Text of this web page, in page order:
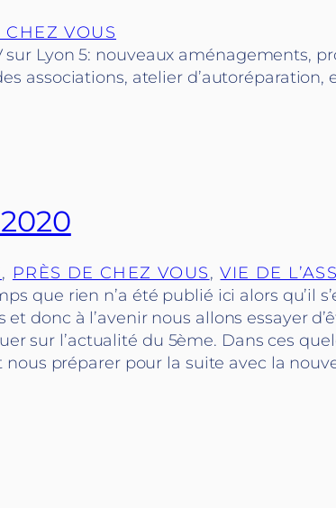
CHEZ VOUS
sur Lyon 5: nouveaux aménagements,
associations, atelier d’autoréparation,
, PRÈS DE CHEZ VOUS, VIE DE
que rien n’a été publié ici alors qu’il
et donc à l’avenir nous allons essayer
sur l’actualité du 5ème. Dans ces
nous préparer pour la suite avec la